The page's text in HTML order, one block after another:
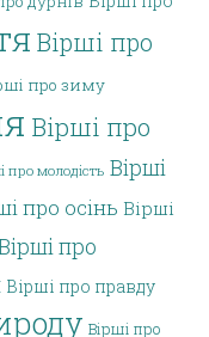
Вірші про
про зиму
Вірші про
про молодість Вірші
про осінь Вірші
про
Вірші про правду
Вірші про